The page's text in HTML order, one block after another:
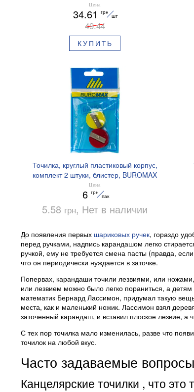
Цена
34.61 грн
шт
49.44
КУПИТЬ
Точилка, круглый пластиковый корпус,
комплект 2 штуки, блистер, BUROMAX
BM.4700-99
Цена
6 грн
пак
5.58 грн, Нет в наличии
До появления первых шариковых ручек, гораздо
перед ручками, надпись карандашом легко
ручкой, ему не требуется смена пасты (правда,
что он периодически нуждается в заточке.
Попервах, карандаши точили лезвиями, или
или лезвием можно было легко пораниться, а
математик Бернард Лассимон, придумал такую
места, как и маленький ножик. Лассимон взял
заточенный карандаш, и вставил плоское лезвие,
С тех пор точилка мало изменилась, разве что
точилок на любой вкус.
Часто задаваемые
Канцелярские точилки , что это